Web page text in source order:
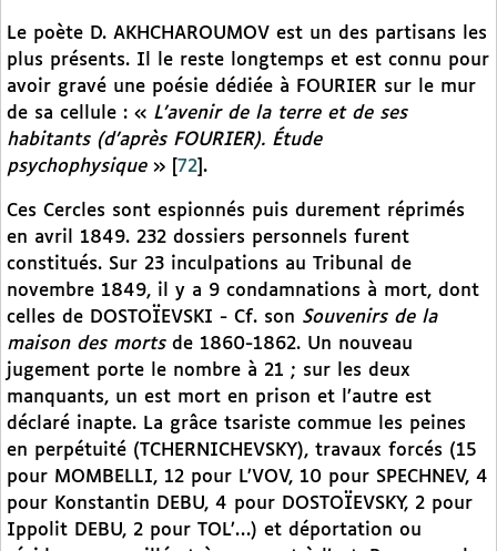
Le poète D. AKHCHAROUMOV est un des partisans les
plus présents. Il le reste longtemps et est connu pour
avoir gravé une poésie dédiée à FOURIER sur le mur
de sa cellule : « L’avenir de la terre et de ses
habitants (d’après FOURIER). Étude
psychophysique» 72 .
Ces Cercles sont espionnés puis durement réprimés
en avril 1849. 232 dossiers personnels furent
constitués. Sur 23 inculpations au Tribunal de
novembre 1849, il y a 9 condamnations à mort, dont
celles de DOSTOÏEVSKI - Cf. son Souvenirs de la
maison des mortsde 1860-1862. Un nouveau
jugement porte le nombre à 21 ; sur les deux
manquants, un est mort en prison et l’autre est
déclaré inapte. La grâce tsariste commue les peines
en perpétuité (TCHERNICHEVSKY), travaux forcés (15
pour MOMBELLI, 12 pour L’VOV, 10 pour SPECHNEV, 4
pour Konstantin DEBU, 4 pour DOSTOÏEVSKY, 2 pour
Ippolit DEBU, 2 pour TOL’…) et déportation ou